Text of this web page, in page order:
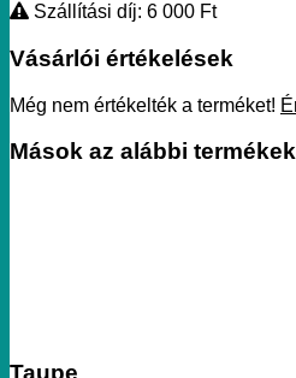
Szállítási díj: 6 000 Ft
Vásárlói értékelések
Még nem értékelték a terméket!
Mások az alábbi
Taupe